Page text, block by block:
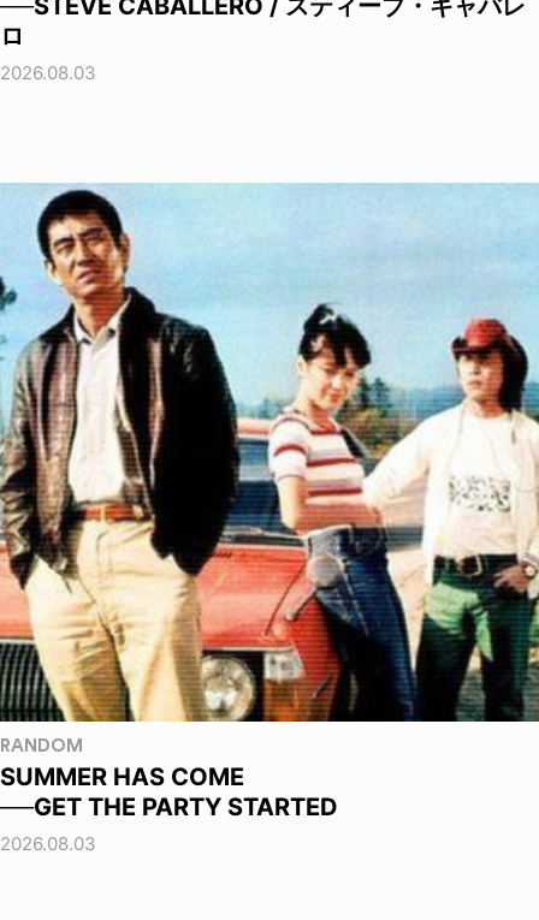
──STEVE CABALLERO / スティーブ・キャバレ
ロ
2026.08.03
RANDOM
SUMMER HAS COME
──GET THE PARTY STARTED
2026.08.03